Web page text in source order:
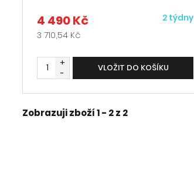
4 490 Kč
3 710,54 Kč
2 týdny
+
-
VLOŽIT DO KOŠÍKU
Zobrazuji zboží 1 - 2z 2